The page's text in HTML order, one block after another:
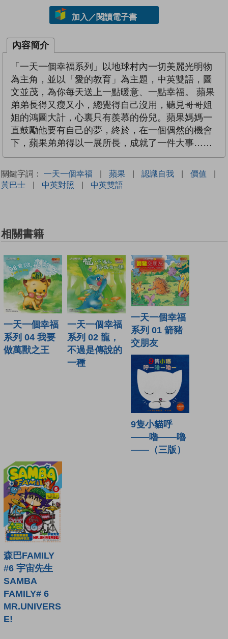
加入／閱讀電子書
內容簡介
「一天一個幸福系列」以地球村內一切美麗光明物
為主角，並以「愛的教育」為主題，中英雙語，圖
文並茂，為你每天送上一點暖意、一點幸福。 蘋果
弟弟長得又瘦又小，總覺得自己沒用，聽見哥哥姐
姐的鴻圖大計，心裏只有羨慕的份兒。蘋果媽媽一
直鼓勵他要有自己的夢，終於，在一個偶然的機會
下，蘋果弟弟得以一展所長，成就了一件大事……
關鍵字詞： 一天一個幸福 | 蘋果 | 認識自我 | 價值
|
黃巴士
| 中英對照 | 中英雙語
相關書籍
一天一個幸福
系列 04 我要
做萬獸之王
一天一個幸福
系列 02 龍，
不過是傳說的
一種
一天一個幸福
系列 01 箭豬
交朋友
9隻小貓呼
——嚕——嚕
——（三版）
森巴FAMILY
#6 宇宙先生
SAMBA
FAMILY# 6
MR.UNIVERS
E!